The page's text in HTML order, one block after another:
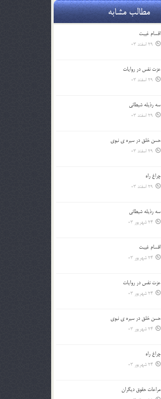
صدا
کلیدهای
مطالب مشابه
اقسام غيبت
29 اسفند 03
عزت نفس در روايات
29 اسفند 03
سه رذیله شیطانی
29 اسفند 03
حسن خلق در سيره ي نبوي
29 اسفند 03
چراغ راه
29 اسفند 03
سه رذیله شیطانی
24 شهریور 03
اقسام غيبت
24 شهریور 03
عزت نفس در روايات
24 شهریور 03
حسن خلق در سيره ي نبوي
24 شهریور 03
چراغ راه
24 شهریور 03
مراعات حقوق ديگران